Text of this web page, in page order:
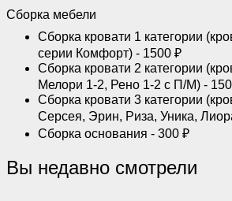
Сборка мебели
Сборка кровати 1 категории
серии Комфорт) - 1500 ₽
Сборка кровати 2 категории
Мелори 1-2, Рено 1-2 с П/М) -
Сборка кровати 3 категории
Серсея, Эрин, Риза, Уника,
Сборка основания - 300 ₽
Вы недавно смотрели